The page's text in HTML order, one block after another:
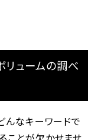
ュームの調べ
んなキーワードで